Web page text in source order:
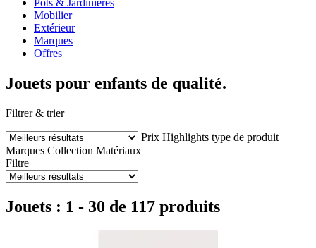
Pots & Jardinières
Mobilier
Extérieur
Marques
Offres
Jouets pour enfants de qualité.
Filtrer & trier
Prix Highlights type de produit
Marques Collection Matériaux
Filtre
Jouets : 1 - 30 de 117 produits